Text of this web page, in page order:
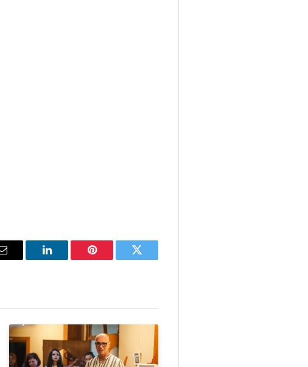
Email LinkedIn Pinterest Twitter